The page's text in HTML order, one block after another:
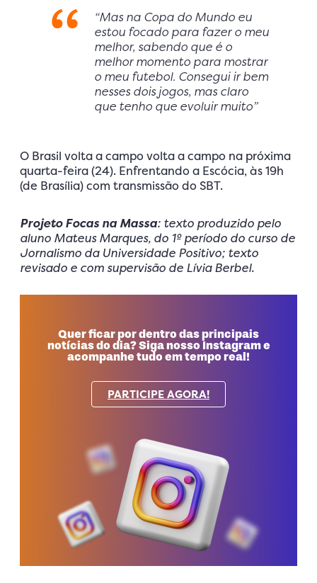
“Mas na Copa do Mundo eu
estou focado para fazer o meu
melhor, sabendo que é o
melhor momento para mostrar
o meu futebol. Consegui ir bem
nesses dois jogos, mas claro
que tenho que evoluir muito”
O Brasil volta a campo volta a campo na próxima
quarta-feira (24). Enfrentando a Escócia, às 19h
(de Brasília) com transmissão do SBT.
Projeto Focas na Massa: texto produzido pelo
aluno Mateus Marques, do 1º período do curso de
Jornalismo da Universidade Positivo; texto
revisado e com supervisão de Lívia Berbel.
Quer ficar por dentro das principais
notícias do dia? Siga nosso Instagram e
acompanhe tudo em tempo real!
PARTICIPE AGORA!